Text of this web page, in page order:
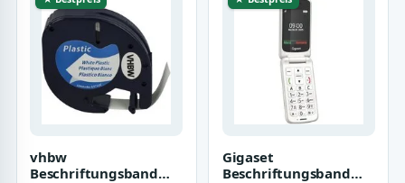
vhbw
Beschriftungsband
Gigaset
Beschriftungsband